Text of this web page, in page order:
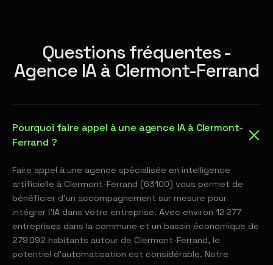
Questions fréquentes -
Agence IA à Clermont-Ferrand
Pourquoi faire appel à une agence IA à Clermont-
Ferrand ?
Faire appel à une agence spécialisée en intelligence
artificielle à Clermont-Ferrand (63100) vous permet de
bénéficier d'un accompagnement sur mesure pour
intégrer l'IA dans votre entreprise. Avec environ 12 277
entreprises dans la commune et un bassin économique de
279 092 habitants autour de Clermont-Ferrand, le
potentiel d'automatisation est considérable. Notre